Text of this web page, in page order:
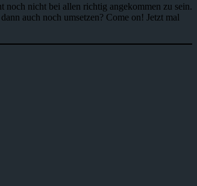
noch nicht bei allen richtig angekommen zu sein.
auch noch umsetzen? Come on! Jetzt mal